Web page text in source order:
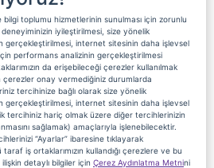
toplumu hizmetlerinin sunulması için zorunlu
iyileştirilmesi, size yönelik
gerçekleştirilmesi, internet sitesinin daha işlevsel
performans analizinin gerçekleştirilmesi
da erişebileceği çerezler kullanılmak
onay vermediğiniz durumlarda
tercihinize bağlı olarak size yönelik
gerçekleştirilmesi, internet sitesinin daha işlevsel
tercihiniz hariç olmak üzere diğer tercihlerinizin
sağlamak) amaçlarıyla işlenebilecektir.
“Ayarlar” ibaresine tıklayarak
iş ortaklarımızın kullandığı çerezlere ve bu
detaylı bilgiler için Çerez Aydınlatma Metnini